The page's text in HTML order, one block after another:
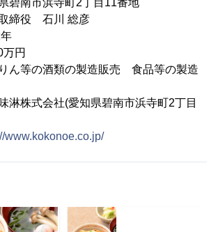
締役 石川 総彦
円
ん等の酒類の製造販売 食品等の製造
株式会社(愛知県碧南市浜寺町2丁目
www.kokonoe.co.jp/